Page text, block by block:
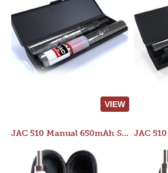
VIEW
JAC 510 Manual 650mAh Starter Kit